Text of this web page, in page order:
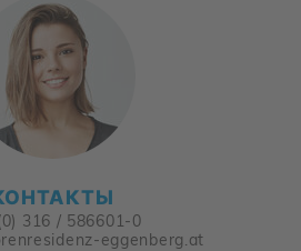
316 / 586601-0
eggenberg.at